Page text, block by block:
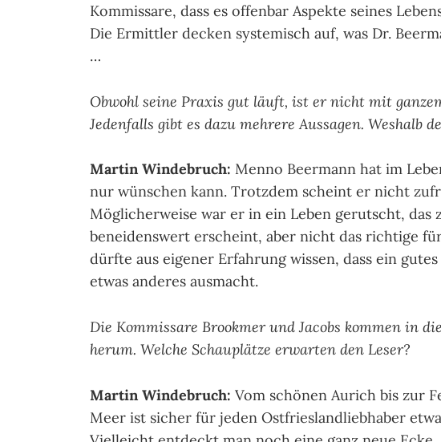
Kommissare, dass es offenbar Aspekte seines
Die Ermittler decken systemisch auf, was Dr.
…
Obwohl seine Praxis gut läuft, ist er nicht mit
Jedenfalls gibt es dazu mehrere Aussagen. Weshalb
Martin Windebruch: Menno Beermann hat im
nur wünschen kann. Trotzdem scheint er nicht
Möglicherweise war er in ein Leben gerutscht, das
beneidenswert erscheint, aber nicht das richtige
dürfte aus eigener Erfahrung wissen, dass ein
etwas anderes ausmacht.
Die Kommissare Brookmer und Jacobs kommen in
herum. Welche Schauplätze erwarten den Leser?
Martin Windebruch: Vom schönen Aurich bis zur
Meer ist sicher für jeden Ostfrieslandliebhaber